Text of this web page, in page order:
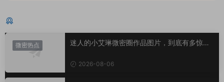
微密热点
迷人的小艾琳微密圈作品图片，到底有多惊
2026-08-06